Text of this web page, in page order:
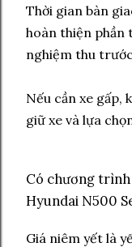
Thời gian bàn
hoàn thiện phần
nghiệm thu
Nếu cần xe gấp,
giữ xe và lựa
Có chương trình
Hyundai N500
Giá niêm yết là